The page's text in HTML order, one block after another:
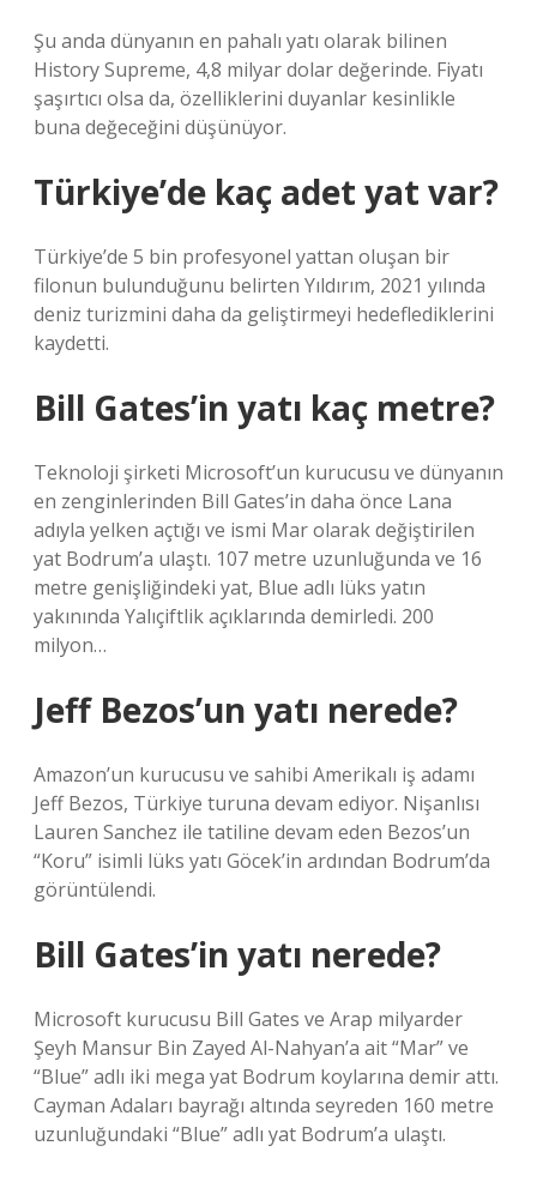
Şu anda dünyanın en pahalı yatı olarak bilinen
History Supreme, 4,8 milyar dolar değerinde. Fiyatı
şaşırtıcı olsa da, özelliklerini duyanlar kesinlikle
buna değeceğini düşünüyor.
Türkiye’de kaç adet yat var?
Türkiye’de 5 bin profesyonel yattan oluşan bir
filonun bulunduğunu belirten Yıldırım, 2021 yılında
deniz turizmini daha da geliştirmeyi hedeflediklerini
kaydetti.
Bill Gates’in yatı kaç metre?
Teknoloji şirketi Microsoft’un kurucusu ve dünyanın
en zenginlerinden Bill Gates’in daha önce Lana
adıyla yelken açtığı ve ismi Mar olarak değiştirilen
yat Bodrum’a ulaştı. 107 metre uzunluğunda ve 16
metre genişliğindeki yat, Blue adlı lüks yatın
yakınında Yalıçiftlik açıklarında demirledi. 200
milyon…
Jeff Bezos’un yatı nerede?
Amazon’un kurucusu ve sahibi Amerikalı iş adamı
Jeff Bezos, Türkiye turuna devam ediyor. Nişanlısı
Lauren Sanchez ile tatiline devam eden Bezos’un
“Koru” isimli lüks yatı Göcek’in ardından Bodrum’da
görüntülendi.
Bill Gates’in yatı nerede?
Microsoft kurucusu Bill Gates ve Arap milyarder
Şeyh Mansur Bin Zayed Al-Nahyan’a ait “Mar” ve
“Blue” adlı iki mega yat Bodrum koylarına demir attı.
Cayman Adaları bayrağı altında seyreden 160 metre
uzunluğundaki “Blue” adlı yat Bodrum’a ulaştı.